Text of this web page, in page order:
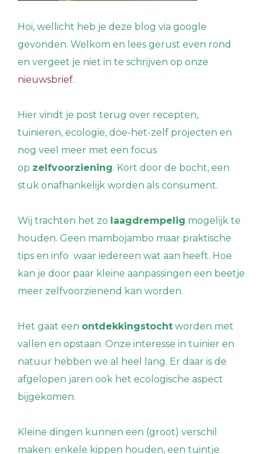
Hoi, wellicht heb je deze blog via google
gevonden. Welkom en lees gerust even rond
en vergeet je niet in te schrijven op onze
nieuwsbrief.
Hier vindt je post terug over recepten,
tuinieren, ecologie, doe-het-zelf projecten en
nog veel meer met een focus
op zelfvoorziening. Kort door de bocht, een
stuk onafhankelijk worden als consument.
Wij trachten het zo laagdrempelig mogelijk te
houden. Geen mambojambo maar praktische
tips en info waar iedereen wat aan heeft. Hoe
kan je door paar kleine aanpassingen een beetje
meer zelfvoorzienend kan worden.
Het gaat een ontdekkingstocht worden met
vallen en opstaan. Onze interesse in tuinier en
natuur hebben we al heel lang. Er daar is de
afgelopen jaren ook het ecologische aspect
bijgekomen.
Kleine dingen kunnen een (groot) verschil
maken: enkele kippen houden, een tuintje